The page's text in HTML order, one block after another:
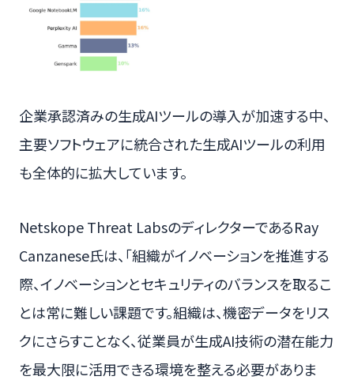
企業承認済みの生成AIツールの導入が加速する中、
主要ソフトウェアに統合された生成AIツールの利用
も全体的に拡大しています。
Netskope Threat LabsのディレクターであるRay
Canzanese氏は、「組織がイノベーションを推進する
際、イノベーションとセキュリティのバランスを取るこ
とは常に難しい課題です。組織は、機密データをリス
クにさらすことなく、従業員が生成AI技術の潜在能力
を最大限に活用できる環境を整える必要がありま